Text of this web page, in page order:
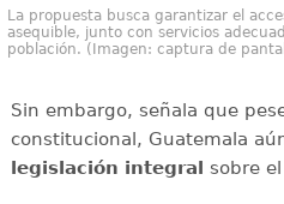
La propuesta busca garantizar el
asequible, junto con servicios
población. (Imagen: captura de
Sin embargo, señala que
constitucional, Guatemala
legislación integral sobre